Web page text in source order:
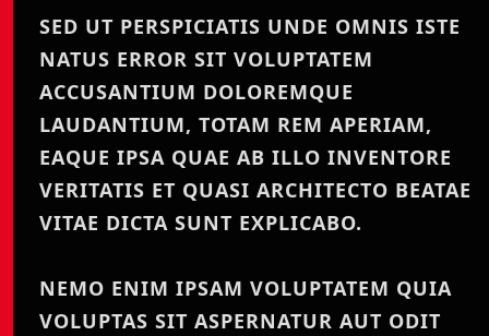
SED UT PERSPICIATIS UNDE OMNIS ISTE
NATUS ERROR SIT VOLUPTATEM
ACCUSANTIUM DOLOREMQUE
LAUDANTIUM, TOTAM REM APERIAM,
EAQUE IPSA QUAE AB ILLO INVENTORE
VERITATIS ET QUASI ARCHITECTO BEATAE
VITAE DICTA SUNT EXPLICABO.
NEMO ENIM IPSAM VOLUPTATEM QUIA
VOLUPTAS SIT ASPERNATUR AUT ODIT